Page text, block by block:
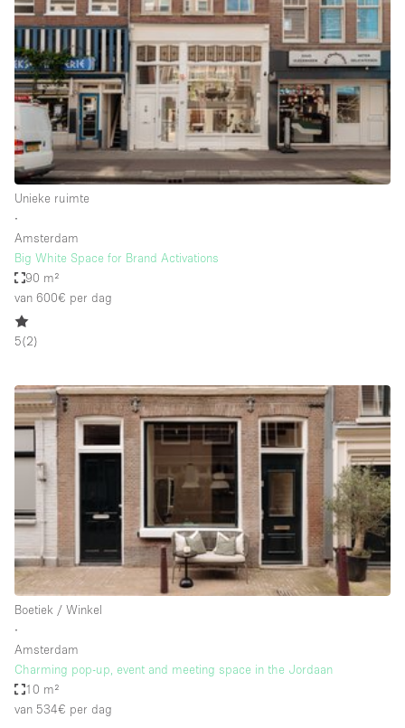
Creatieve ruimte
Dak
Evenementruimte
Foto / Filmstudio
Galerie
Hal
Kantoorruimte
Kraampje / Kiosk / Stalletje
Kraampje / Marktkraam
Ontvangsthal
Overige
Restaurant / Bar / Café
Salon
Unieke ruimte
Vergaderruimte
Vrachtwagen
Winkel delen
Winkelruimte in winkelcentrum
Kenmerken ruimte
Unieke ruimte
∙
Amsterdam
Big White Space for Brand Activations
90 m²
van 600€ per dag
5(2)
Boetiek / Winkel
∙
Amsterdam
Charming pop-up, event and meeting space in the Jordaan
10 m²
van 534€ per dag